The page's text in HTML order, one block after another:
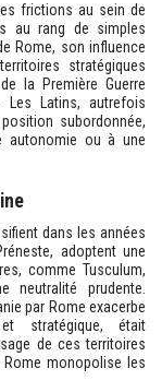
frictions au sein de
au rang de simples
Rome, son influence
stratégiques
la Première Guerre
Les Latins, autrefois
subordonnée,
autonomie ou à une
dans les années
adoptent une
comme Tusculum,
neutralité prudente.
par Rome exacerbe
stratégique, était
de ces territoires
monopolise les